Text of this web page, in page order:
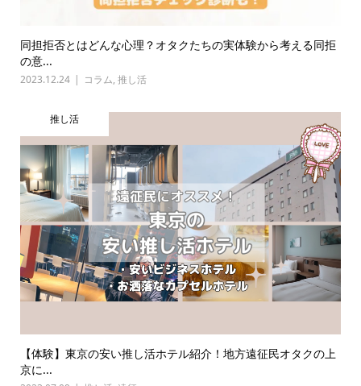
同担拒否とはどんな心理？オタクたちの実体験から考える同拒
の意...
2023.12.24 コラム, 推し活
推し活
【体験】東京の安い推し活ホテル紹介！地方遠征民オタクの上
京に...